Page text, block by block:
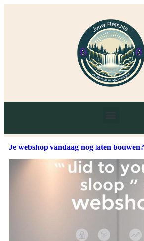
Je webshop vandaag nog laten bouwen?